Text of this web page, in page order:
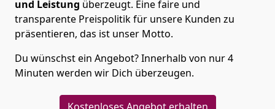
und Leistung überzeugt. Eine faire und
transparente Preispolitik für unsere Kunden zu
präsentieren, das ist unser Motto.
Du wünschst ein Angebot? Innerhalb von nur 4
Minuten werden wir Dich überzeugen.